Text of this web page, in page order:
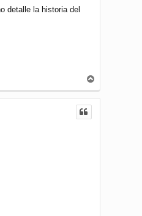
detalle la historia del
r
r